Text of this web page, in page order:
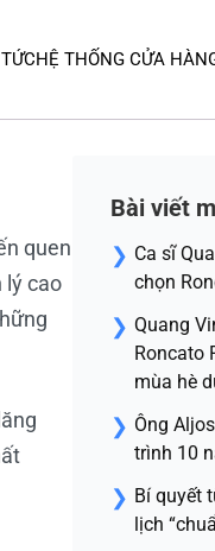
HỆ THỐNG CỬA
quen
lý cao
Bài viết
Ca sĩ
chọn
Quang
Roncato
mùa hè
Ông
trình 10
Bí quyết
lịch